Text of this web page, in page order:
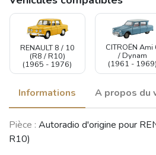
RENAULT 8 / 10
(R8 / R10)
(1965 - 1976)
CITROËN Ami
/ Dynam
(1961 - 1969)
PEUGEOT 404
(1960 - 1989)
Coupé /
Cabriolet
Informations A propos du
Pièce : Autoradio d'origine pour
R10)